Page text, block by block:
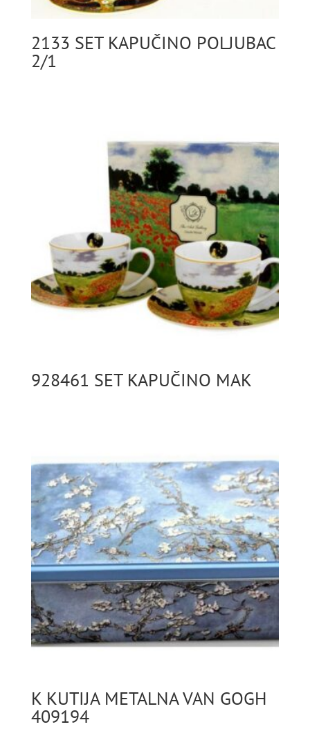
2133 SET KAPUČINO POLJUBAC
2/1
928461 SET KAPUČINO MAK
K KUTIJA METALNA VAN GOGH
409194